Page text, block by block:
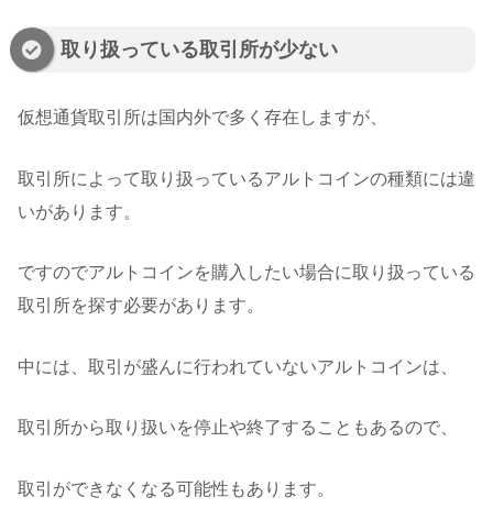
取り扱っている取引所が少ない
仮想通貨取引所は国内外で多く存在しますが、
取引所によって取り扱っているアルトコインの種類には違
いがあります。
ですのでアルトコインを購入したい場合に取り扱っている
取引所を探す必要があります。
中には、取引が盛んに行われていないアルトコインは、
取引所から取り扱いを停止や終了することもあるので、
取引ができなくなる可能性もあります。